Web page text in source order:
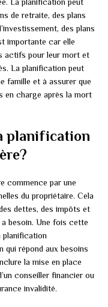
de retraite, des plans
des plans
importante car elle
actifs pour leur mort et
La planification peut
famille et à assurer que
en charge après la mort
planification
commence par une
du propriétaire. Cela
dettes, des impôts et
besoin. Une fois cette
planification
qui répond aux besoins
la mise en place
conseiller financier ou
invalidité.